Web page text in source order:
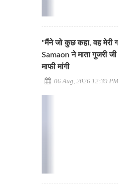
"मैंने जो कुछ कहा, वह मेरी
Samaon ने माता गुजरी जी
माफी मांगी
06 Aug, 2026 12:39 PM